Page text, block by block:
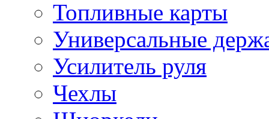
Топливные карты
Универсальные
Усилитель руля
Чехлы